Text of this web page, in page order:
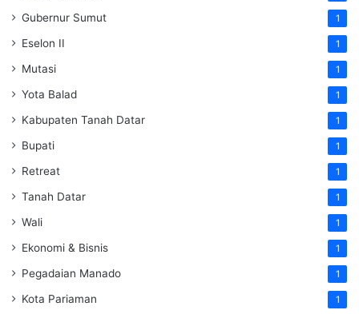
Gubernur Sumut 1
Eselon II 1
Mutasi 1
Yota Balad 1
Kabupaten Tanah Datar 1
Bupati 1
Retreat 1
Tanah Datar 1
Wali 1
Ekonomi & Bisnis 1
Pegadaian Manado 1
Kota Pariaman 1